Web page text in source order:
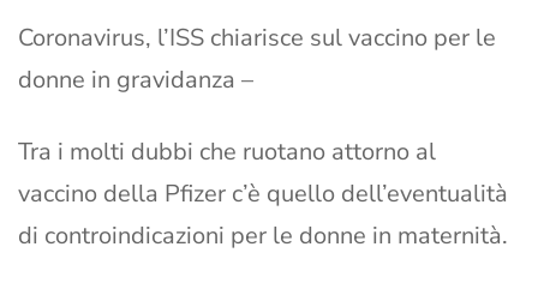
Coronavirus, l’ISS chiarisce sul vaccino per le
donne in gravidanza –
Tra i molti dubbi che ruotano attorno al
vaccino della Pfizer c’è quello dell’eventualità
di controindicazioni per le donne in maternità.